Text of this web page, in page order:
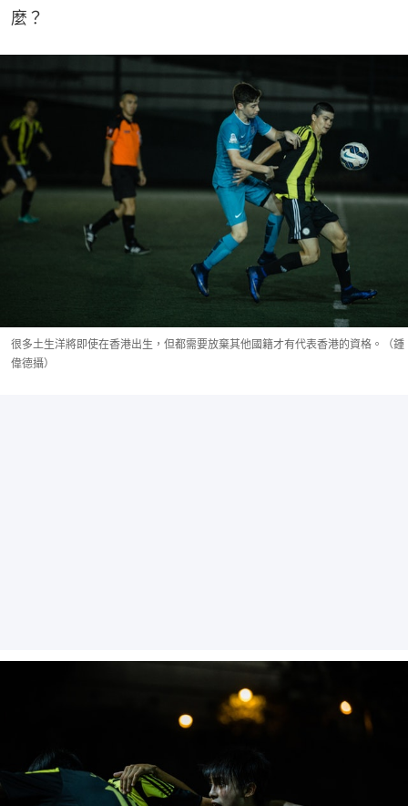
麼？
很多土生洋將即使在香港出生，但都需要放棄其他國籍才有代表香港的資格。（鍾
偉德攝）